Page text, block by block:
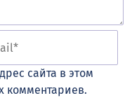
сайта в этом
комментариев.